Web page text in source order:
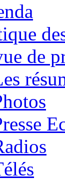
de